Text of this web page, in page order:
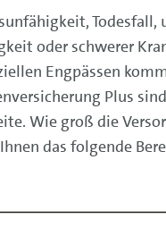
Todesfall,
oder schwerer
Engpässen
Plus
Wie groß die
das folgende